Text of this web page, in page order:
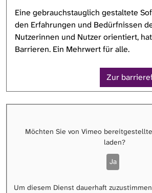
Eine gebrauchstauglich gestaltete
den Erfahrungen und Bedürfnissen
Nutzerinnen und Nutzer orientiert,
Barrieren. Ein Mehrwert für alle.
Zur
Möchten Sie von Vimeo
laden?
Ja
Um diesem Dienst dauerhaft